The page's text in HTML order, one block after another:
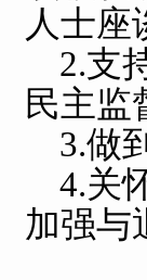
人士座
2.支
民主监
3.做
4.关
加强与